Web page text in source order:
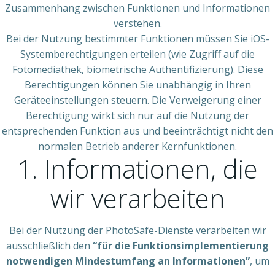
Zusammenhang zwischen Funktionen und Informationen
verstehen.
Bei der Nutzung bestimmter Funktionen müssen Sie iOS-
Systemberechtigungen erteilen (wie Zugriff auf die
Fotomediathek, biometrische Authentifizierung). Diese
Berechtigungen können Sie unabhängig in Ihren
Geräteeinstellungen steuern. Die Verweigerung einer
Berechtigung wirkt sich nur auf die Nutzung der
entsprechenden Funktion aus und beeinträchtigt nicht den
normalen Betrieb anderer Kernfunktionen.
1. Informationen, die
wir verarbeiten
Bei der Nutzung der PhotoSafe-Dienste verarbeiten wir
ausschließlich den “für die Funktionsimplementierung
notwendigen Mindestumfang an Informationen”, um